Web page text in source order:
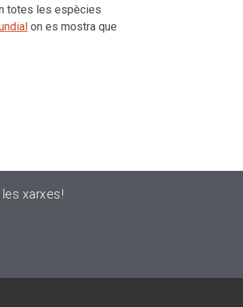
totes les espècies
on es mostra que
xarxes!